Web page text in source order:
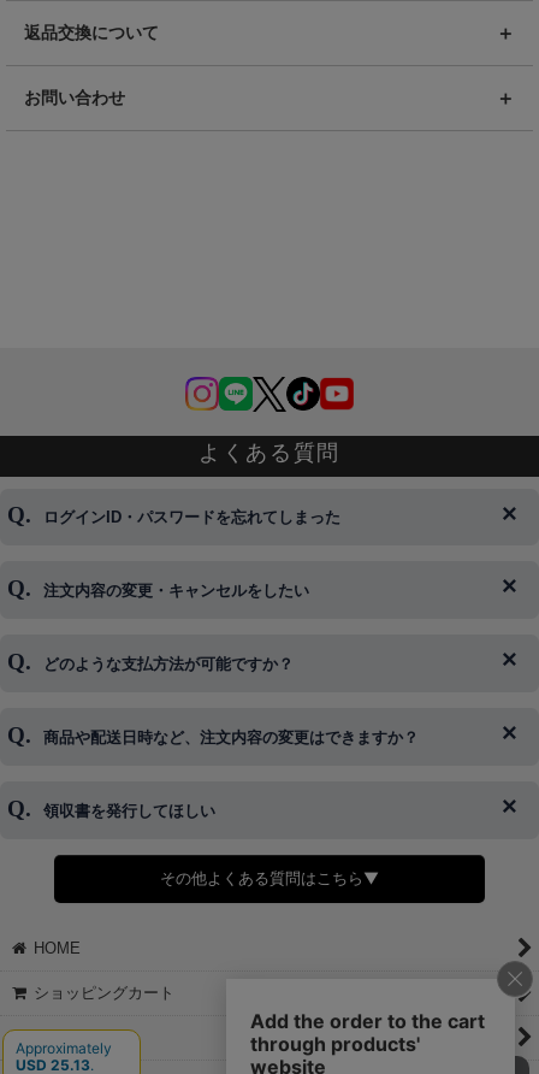
返品交換について
お問い合わせ
よくある質問
ログインID・パスワードを忘れてしまった
◆下記ページより、ログインIDの変更が可能です。
注文内容の変更・キャンセルをしたい
◆即日発送を行なっている関係上、午後以降のご連絡やキャンセル
※発送後、発送準備が完了しお手続きが間に合わない場合は変更、
どのような支払方法が可能ですか？
◆代金引換・クレジットカード・携帯キャリア決済・おねだり決
商品や配送日時など、注文内容の変更はできますか？
◆商品発送前の変更は承っております。
さい。
領収書を発行してほしい
◆領収書はご希望頂いた場合のみ発行しております。
【これからご注文する場合】
STEP2「お届け先・お支払い」ページにて備考欄に下記の記載をお
願いします。
②宛名（空欄は上様は不可）
③但し書き（空欄やお品代は不可）
その他よくある質問はこちら▼
HOME
ショッピングカート